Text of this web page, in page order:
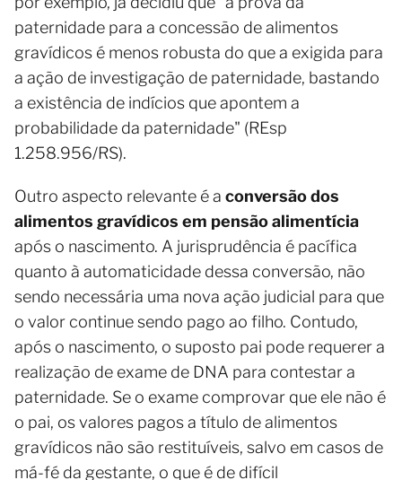
paternidade para a concessão de alimentos
gravídicos é menos robusta do que a exigida para
a ação de investigação de paternidade, bastando
a existência de indícios que apontem a
probabilidade da paternidade" (REsp
1.258.956/RS).
Outro aspecto relevante é a conversão dos
alimentos gravídicos em pensão alimentícia
após o nascimento. A jurisprudência é pacífica
quanto à automaticidade dessa conversão, não
sendo necessária uma nova ação judicial para que
o valor continue sendo pago ao filho. Contudo,
após o nascimento, o suposto pai pode requerer a
realização de exame de DNA para contestar a
paternidade. Se o exame comprovar que ele não é
o pai, os valores pagos a título de alimentos
gravídicos não são restituíveis, salvo em casos de
má-fé da gestante, o que é de difícil